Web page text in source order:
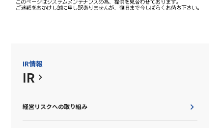
IR情報
IR
経営リスクへの取り組み